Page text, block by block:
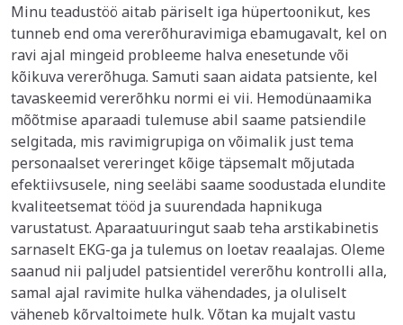
Minu teadustöö aitab päriselt iga hüpertoonikut, kes
tunneb end oma vererõhuravimiga ebamugavalt, kel on
ravi ajal mingeid probleeme halva enesetunde või
kõikuva vererõhuga. Samuti saan aidata patsiente, kel
tavaskeemid vererõhku normi ei vii. Hemodünaamika
mõõtmise aparaadi tulemuse abil saame patsiendile
selgitada, mis ravimigrupiga on võimalik just tema
personaalset vereringet kõige täpsemalt mõjutada
efektiivsusele, ning seeläbi saame soodustada elundite
kvaliteetsemat tööd ja suurendada hapnikuga
varustatust. Aparaatuuringut saab teha arstikabinetis
sarnaselt EKG-ga ja tulemus on loetav reaalajas. Oleme
saanud nii paljudel patsientidel vererõhu kontrolli alla,
samal ajal ravimite hulka vähendades, ja oluliselt
väheneb kõrvaltoimete hulk. Võtan ka mujalt vastu